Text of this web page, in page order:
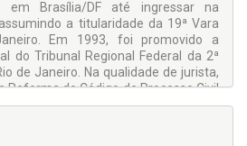
DAS QUOTAS OU DAS
PERSONIFICADAS
DE SEMOVENTES
em Brasília/DF até ingressar na
a titularidade da 19ª Vara
Em 1993, foi promovido a
do Tribunal Regional Federal da 2ª
de Janeiro. Na qualidade de jurista,
Reforma do Código de Pro­cesso Civil
profere palestras e ministra
pelo país, participando, inclusive, de
concursos públicos para ingresso